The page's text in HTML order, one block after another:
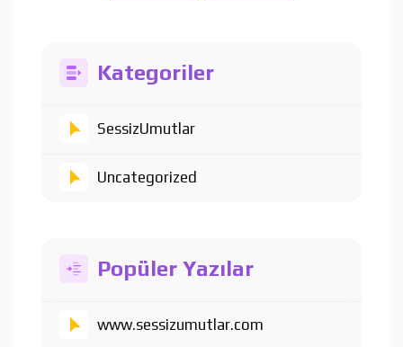
Kategoriler
SessizUmutlar
Uncategorized
Popüler Yazılar
www.sessizumutlar.com